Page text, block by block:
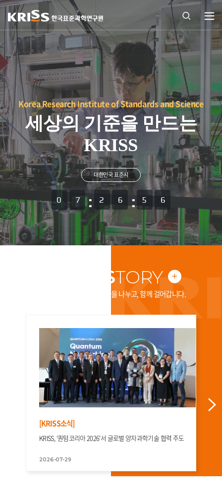
통합
검색
열기
열기
Korea Research Institute of Standards and Science
세상의 기준을 만드는
KRISS
대한민국 표준시
07 26 56
KRISSTORY
KRISS
소
식
더
보
한국표준과학연구원은 지식을 나누고, 함께 걸어갑니다.
[KRISS소식]
KRISS, ‘퀀텀코리아 2026’서 글로벌 양자과학기술 협력 주도
2026-07-29
표준연, 전원만 꽂으면 작동하는 상온 단일광자 광원 개발
험대전문 인력 없이 작동… 19인치 소형 장비로 현장 활용성 높여 ..
표준연, 자체 AI 플랫폼 구축을 통한 스마트 연구행정 구현